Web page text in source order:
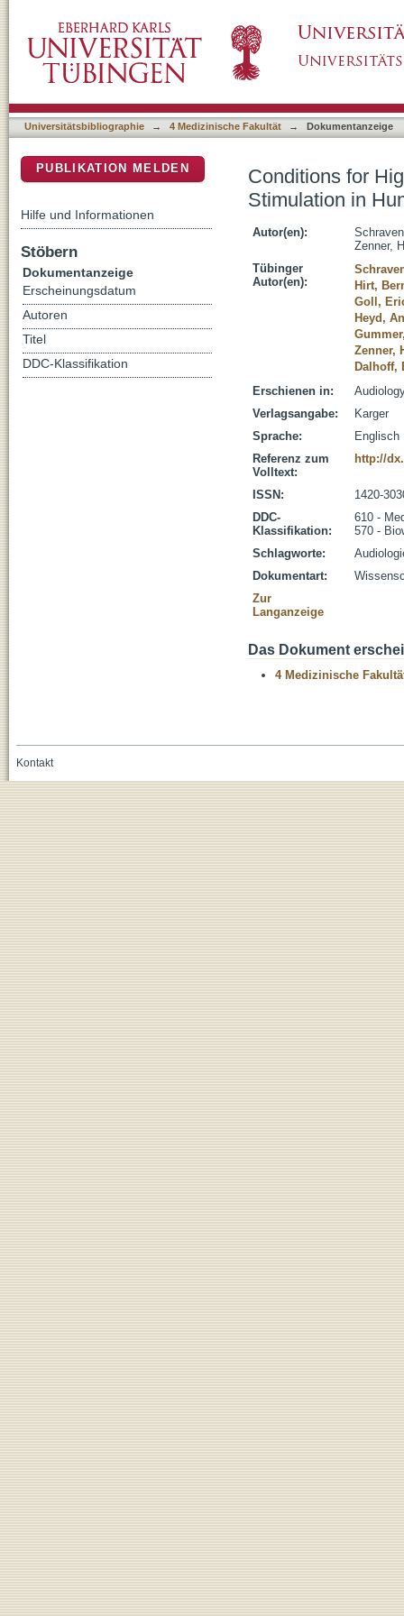
Universitätsbibliographie → 4 Medizinische Fakultät → Dokumentanzeige
Conditions for
Stimulation in
Autor(en):
Zenner,
Tübinger
Autor(en):
Hirt,
Goll,
Heyd,
Zenner,
Dalhoff,
Erschienen in:
Verlagsangabe:
Karger
Sprache:
Englisch
Referenz zum
Volltext:
http://
ISSN:
1420-
DDC-
Klassifikation:
610 -
570 -
Schlagworte:
Dokumentart:
Zur
Langanzeige
Das Dokument
4 Medizinische
PUBLIKATION MELDEN
Hilfe und Informationen
Stöbern
Dokumentanzeige
Erscheinungsdatum
Autoren
Titel
DDC-Klassifikation
Kontakt